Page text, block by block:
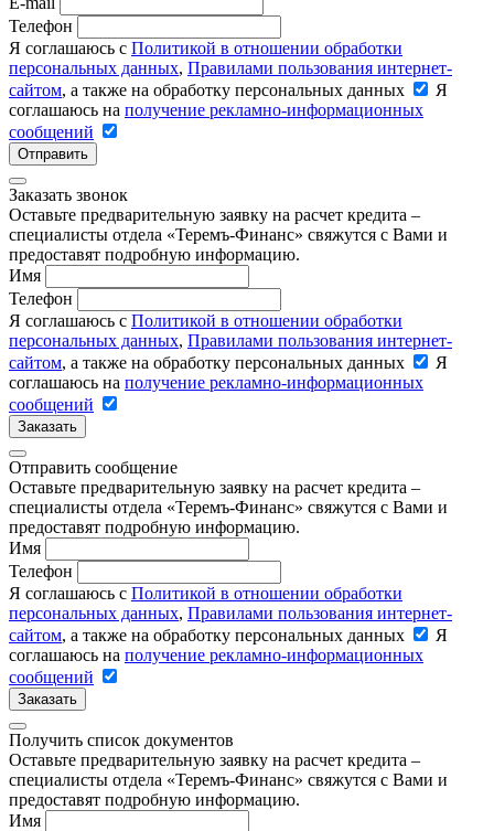
Телефон
Я соглашаюсь с Политикой в отношении обработки
персональных данных, Правилами пользования интернет-
сайтом, а также на обработку персональных данных
Я
соглашаюсь на получение рекламно-информационных
сообщений
Отправить
Заказать звонок
Оставьте предварительную заявку на расчет кредита –
специалисты отдела «Теремъ-Финанс» свяжутся с Вами и
предоставят подробную информацию.
Имя
Телефон
Я соглашаюсь с Политикой в отношении обработки
персональных данных, Правилами пользования интернет-
сайтом, а также на обработку персональных данных
Я
соглашаюсь на получение рекламно-информационных
сообщений
Заказать
Отправить сообщение
Оставьте предварительную заявку на расчет кредита –
специалисты отдела «Теремъ-Финанс» свяжутся с Вами и
предоставят подробную информацию.
Имя
Телефон
Я соглашаюсь с Политикой в отношении обработки
персональных данных, Правилами пользования интернет-
сайтом, а также на обработку персональных данных
Я
соглашаюсь на получение рекламно-информационных
сообщений
Заказать
Получить список документов
Оставьте предварительную заявку на расчет кредита –
специалисты отдела «Теремъ-Финанс» свяжутся с Вами и
предоставят подробную информацию.
Имя